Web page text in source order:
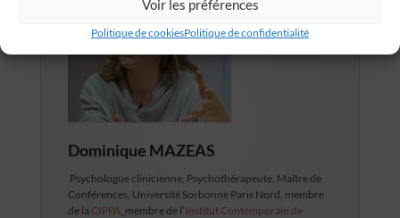
Voir les préférences
Politique de cookiesPolitique de confidentialité
Dominique MAZEAS
Psychologue clinicienne, Psychothérapeute, Maître de
Conférences, Université Sorbonne Paris Nord, membre
de la CIPPA membre de l’Institut Contemporain de